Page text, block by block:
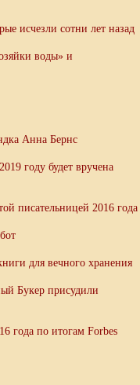
исчезли сотни лет назад
воды» и
Анна Бернс
году будет вручена
писательницей 2016 года
для вечного хранения
Букер присудили
года по итогам Forbes